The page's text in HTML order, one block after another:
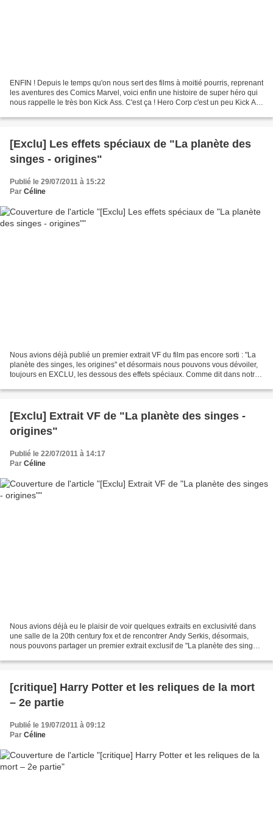
ENFIN ! Depuis le temps qu'on nous sert des films à moitié pourris, reprenant
les aventures des Comics Marvel, voici enfin une histoire de super héro qui
nous rappelle le très bon Kick Ass. C'est ça ! Hero Corp c'est un peu Kick Ass
[Exclu] Les effets spéciaux de "La planète des
singes - origines"
Publié le 29/07/2011 à 15:22
Par Céline
Nous avions déjà publié un premier extrait VF du film pas encore sorti : "La
planète des singes, les origines" et désormais nous pouvons vous dévoiler,
toujours en EXCLU, les dessous des effets spéciaux. Comme dit dans notre
[Exclu] Extrait VF de "La planète des singes -
origines"
Publié le 22/07/2011 à 14:17
Par Céline
Nous avions déjà eu le plaisir de voir quelques extraits en exclusivité dans
une salle de la 20th century fox et de rencontrer Andy Serkis, désormais,
nous pouvons partager un premier extrait exclusif de "La planète des singes
[critique] Harry Potter et les reliques de la mort
– 2e partie
Publié le 19/07/2011 à 09:12
Par Céline